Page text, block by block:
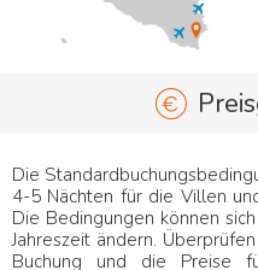
Die
4-5 Nächten für die Villen
Die Bedingungen können
Jahreszeit ändern.
Buchung und die Preise